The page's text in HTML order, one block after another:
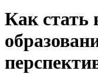
Как стать